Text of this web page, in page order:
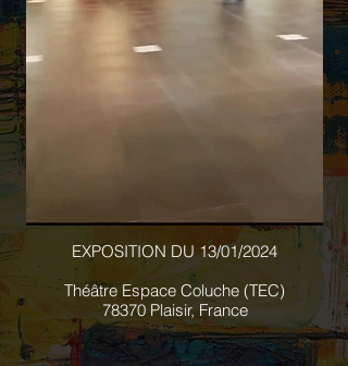
EXPOSITION DU 13/01/2024
Théâtre Espace Coluche (TEC)
78370 Plaisir, France